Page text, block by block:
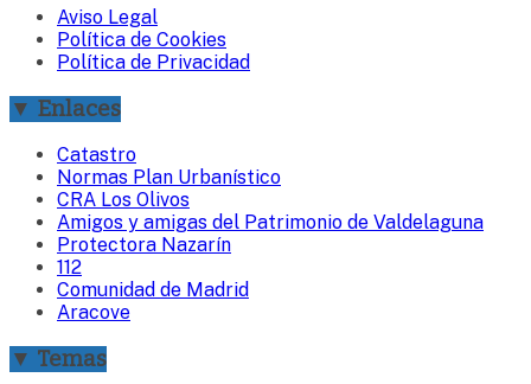
Aviso Legal
Política de Cookies
Política de Privacidad
▼ Enlaces
Catastro
Normas Plan Urbanístico
CRA Los Olivos
Amigos y amigas del Patrimonio de Valdelaguna
Protectora Nazarín
112
Comunidad de Madrid
Aracove
▼ Temas